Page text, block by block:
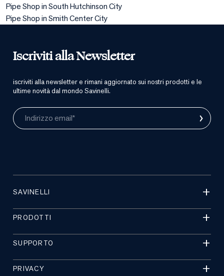
Pipe Shop in South Hutchinson City
Pipe Shop in Smith Center City
Iscriviti alla Newsletter
iscriviti alla newsletter e rimani aggiornato sui nostri prodotti e le
ultime novità dal mondo Savinelli.
Indirizzo email* ›
SAVINELLI
PRODOTTI
SUPPORTO
PRIVACY